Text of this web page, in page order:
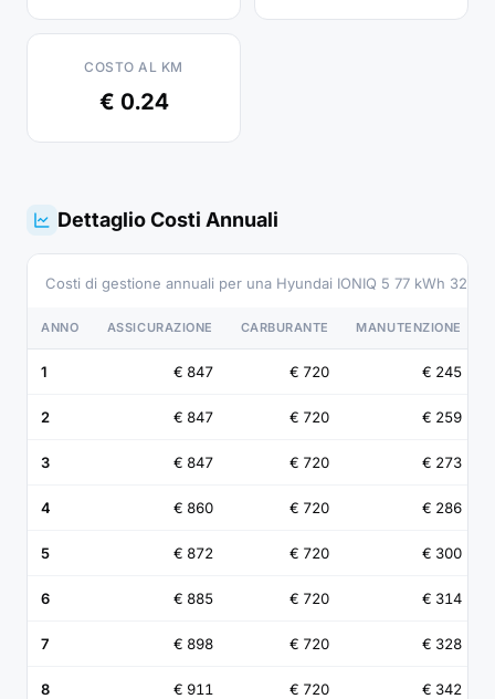
COSTO AL KM
€ 0.24
Dettaglio Costi Annuali
Costi di gestione annuali per una Hyundai IONIQ 5 77 kWh 325
ANNO ASSICURAZIONE CARBURANTE MANUTENZIONE
1 € 847 € 720 € 245
2 € 847 € 720 € 259
3 € 847 € 720 € 273
4 € 860 € 720 € 286
5 € 872 € 720 € 300
6 € 885 € 720 € 314
7 € 898 € 720 € 328
8 € 911 € 720 € 342